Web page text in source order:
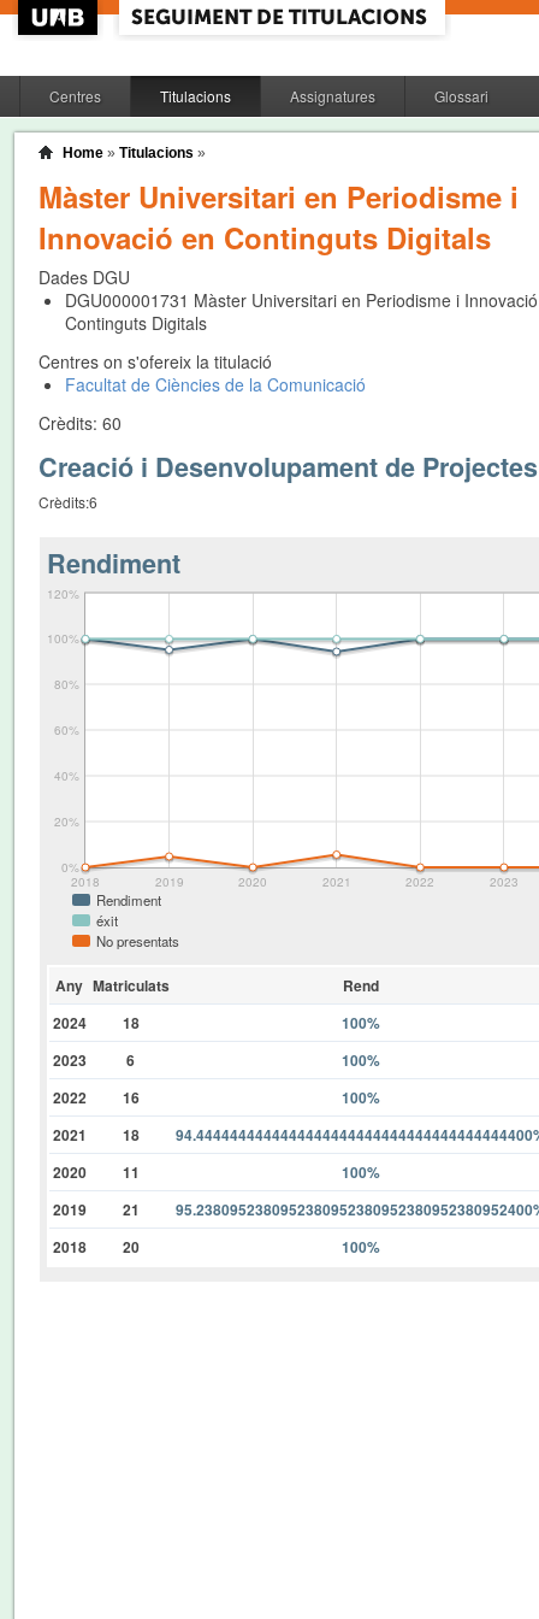
Centres Titulacions Assignatures Glossari
Home » Titulacions »
Màster Universitari en Periodisme i
Innovació en Continguts Digitals
Dades DGU
DGU000001731 Màster Universitari en Periodisme i
Continguts Digitals
Centres on s'ofereix la titulació
Facultat de Ciències de la Comunicació
Crèdits: 60
Creació i Desenvolupament de
Crèdits:6
Rendiment
2018 2019 2020 2021 2022 2023
0%
20%
40%
60%
80%
100%
120%
Rendiment
éxit
No presentats
Any Matriculats
Rend
2024
18
100%
2023
6
100%
2022
16
100%
2021
18
2020
11
100%
2019
21
2018
20 100%